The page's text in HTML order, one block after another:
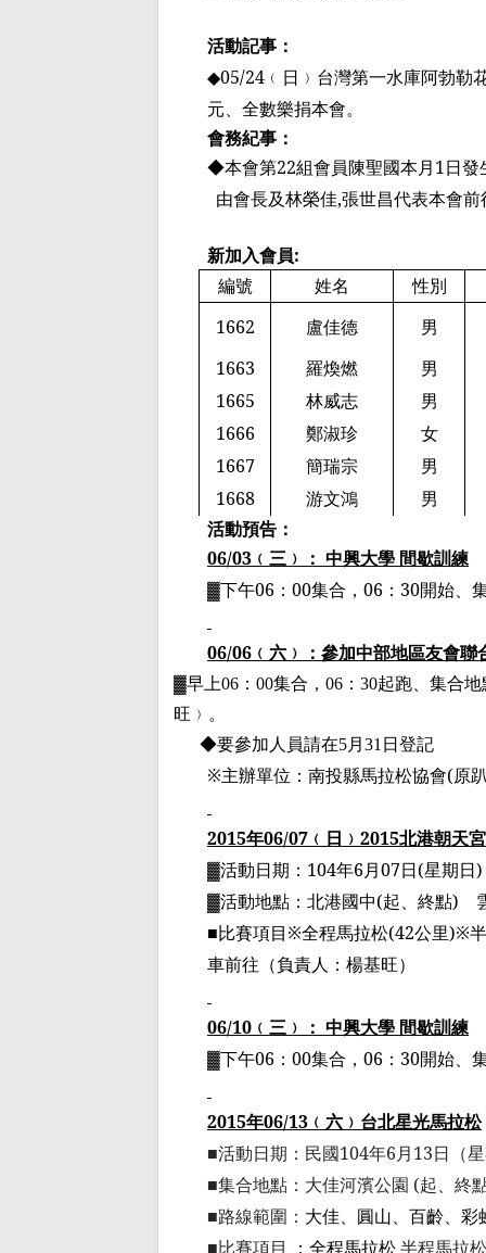
活動記事：
◆05/24 ﹙ 日 ﹚ 台灣第一水庫阿勃勒
元、全數樂捐本會。
會務紀事：
◆本會第22組會員陳聖國本月1日發
由會長及林榮佳,張世昌代表本會前
新加入會員:
編號
姓名
性別
1662
盧佳德
男
1663
羅煥燃
男
1665
林威志
男
1666
鄭淑珍
女
1667
簡瑞宗
男
1668
游文鴻
男
活動預告：
06/03 ﹙ 三 ﹚ ： 中興大學 間歇訓練
▓下午06 ： 00集合， 06 ： 30開始、
06/06 ﹙ 六 ﹚ ：參加中部地區友會聯
▓早上06： 00集合， 06： 30起跑、集合
旺 ﹚ 。
◆要參加人員請在5月 31 日登記
※主辦單位：南投縣馬拉松協會(原
2015年06/07 ﹙ 日 ﹚ 2015北港朝天
▓活動日期： 104年6月07日(星期日)
▓活動地點：北港國中(起、終點)
■比賽項目※全程馬拉松(42公里)※
車前往 （負責人：楊基旺）
06/10 ﹙ 三 ﹚ ： 中興大學 間歇訓練
▓下午06 ： 00集合， 06 ： 30開始、
2015年06/13 ﹙ 六 ﹚ 台北星光馬拉松
■活動日期：民國104年6月13日（
■集合地點：大佳河濱公園 (起、終
■路線範圍： 大佳、圓山、百齡、彩
■比賽項目 ：全程馬拉松半程馬拉松